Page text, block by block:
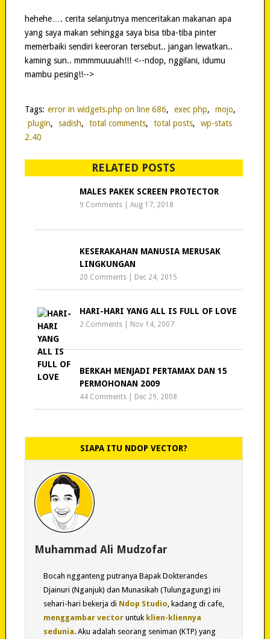
hehehe…. cerita selanjutnya menceritakan makanan apa
yang saya makan sehingga saya bisa tiba-tiba pinter
memerbaiki sendiri keeroran tersebut.. jangan lewatkan..
kaming sun.. mmmmuuuah!!! <--ndop, nggilani, idumu
mambu pesing!!-->
Tags: error in widgets.php on line 686, exec php, mojo,
plugin, sadish, total comments, total posts,
wp-stats
2.40
RELATED POSTS
MALES PAKEK SCREEN PROTECTOR
9 Comments |Aug 17, 2018
KESERAKAHAN MANUSIA MERUSAK
LINGKUNGAN
20 Comments Dec 24, 2015
HARI-HARI YANG ALL IS FULL OF LOVE
2 Comments Nov 14, 2007
BERKAH MENJADI PERTAMAX DAN 15
PERMOHONAN 2009
44 Comments Dec 29, 2008
SIAPA ITU NDOP VECTOR?
Muhammad Ali Mudzofar
Bocah ngganteng putranya Bapak Dokterandes
Djainuri (Nganjuk) dan Munasikah (Tulungagung) ini
sehari-hari bekerja di Ndop Studio , kadang di cafe,
menggambar vectoruntuk klien-kliennya
sedunia. Aku adalah seorang seniman (KTP) yang